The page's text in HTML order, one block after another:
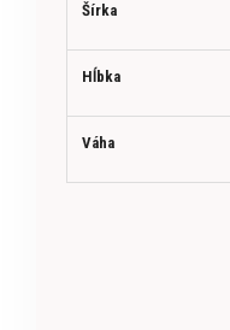
Šírka
Hĺbka
Váha